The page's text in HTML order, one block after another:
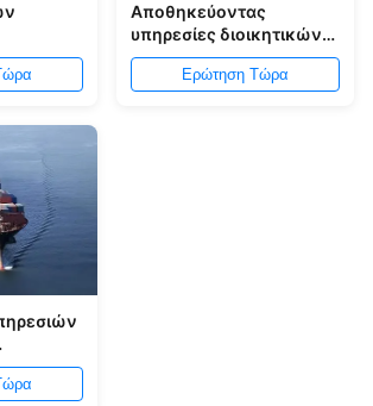
στο
Αποθηκεύοντας
υπηρεσίες διοικητικών
μεριμνών NVOCC στους
λιμένες της Κίνας
Ερώτηση Τώρα
και